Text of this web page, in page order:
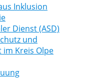
Inklusion
Dienst (ASD)
und
Kreis Olpe